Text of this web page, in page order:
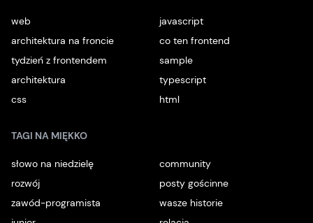
web
javascript
architektura na froncie
co ten frontend
tydzień z frontendem
sample
architektura
typescript
css
html
TAGI NA MIĘKKO
słowo na niedzielę
community
rozwój
posty gościnne
zawód-programista
wasze historie